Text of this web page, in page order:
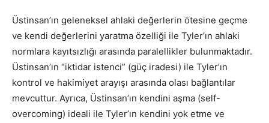
Üstinsan’ın geleneksel ahlaki değerlerin ötesine geçme
ve kendi değerlerini yaratma özelliği ile Tyler’ın ahlaki
normlara kayıtsızlığı arasında paralellikler bulunmaktadır.
Üstinsan’ın “iktidar istenci” (güç iradesi) ile Tyler’ın
kontrol ve hakimiyet arayışı arasında olası bağlantılar
mevcuttur. Ayrıca, Üstinsan’ın kendini aşma (self-
overcoming) ideali ile Tyler’ın kendini yok etme ve